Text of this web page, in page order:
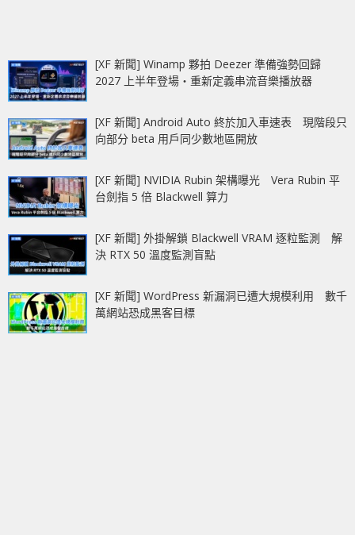
[XF 新聞] Winamp 夥拍 Deezer 準備強勢回歸
2027 上半年登場‧重新定義串流音樂播放器
[XF 新聞] Android Auto 終於加入車速表 現階段只
向部分 beta 用戶同少數地區開放
[XF 新聞] NVIDIA Rubin 架構曝光 Vera Rubin 平
台劍指 5 倍 Blackwell 算力
[XF 新聞] 外掛解鎖 Blackwell VRAM 逐粒監測 解
決 RTX 50 溫度監測盲點
[XF 新聞] WordPress 新漏洞已遭大規模利用 數千
萬網站恐成黑客目標